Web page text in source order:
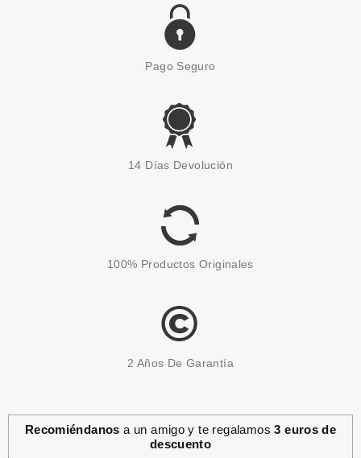
CLARINS
LIFT SERUM EFECTO LIFFTING
57.15€
CLARINS
Pago Seguro
14 Días Devolución
100% Productos Originales
2 Años De Garantía
Recomiéndanos a un amigo y te regalamos3 euros de
descuento